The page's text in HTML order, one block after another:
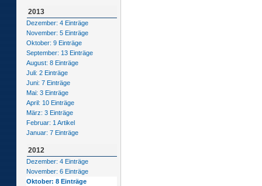
2013
Dezember: 4 Einträge
November: 5 Einträge
Oktober: 9 Einträge
September: 13 Einträge
August: 8 Einträge
Juli: 2 Einträge
Juni: 7 Einträge
Mai: 3 Einträge
April: 10 Einträge
März: 3 Einträge
Februar: 1 Artikel
Januar: 7 Einträge
2012
Dezember: 4 Einträge
November: 6 Einträge
Oktober: 8 Einträge